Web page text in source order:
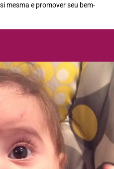
mesma e promover seu bem-